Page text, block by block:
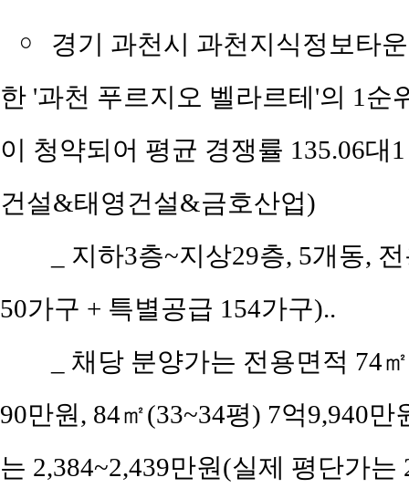
￮
경기 과천시 과천지식정보타
한 '과천 푸르지오 벨라르테'의 1순
이 청약되어 평균 경쟁률 135.06
건설&태영건설&금호산업)
_ 지하3층~지상29층, 5개동,
50가구 + 특별공급 154가구)..
_ 채당 분양가는 전용면적 74
90만원, 84㎡(33~34평) 7억9,940
는 2,384~2,439만원(실제 평단가는